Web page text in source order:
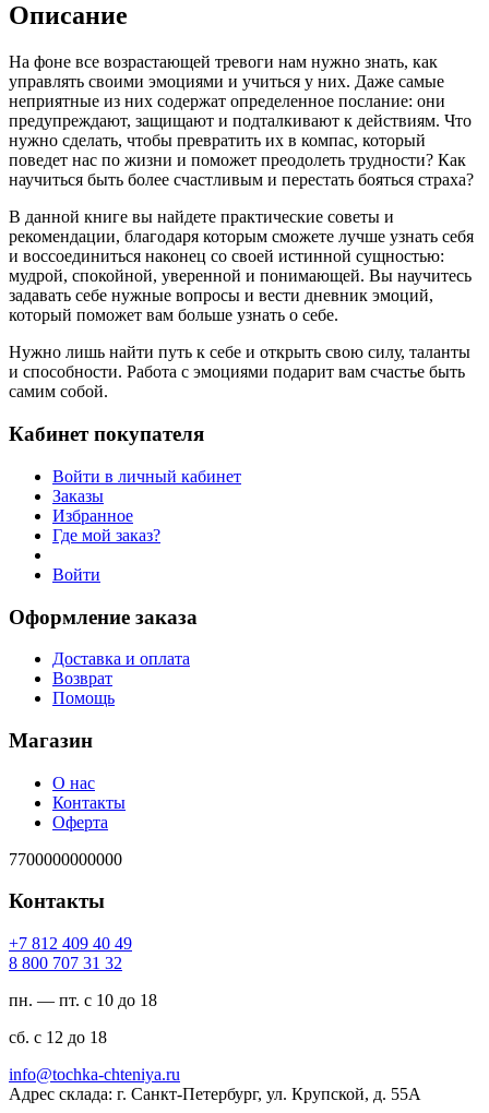
Описание
На фоне все возрастающей тревоги нам нужно знать, как
управлять своими эмоциями и учиться у них. Даже самые
неприятные из них содержат определенное послание: они
предупреждают, защищают и подталкивают к действиям. Что
нужно сделать, чтобы превратить их в компас, который
поведет нас по жизни и поможет преодолеть трудности? Как
научиться быть более счастливым и перестать бояться страха?
В данной книге вы найдете практические советы и
рекомендации, благодаря которым сможете лучше узнать себя
и воссоединиться наконец со своей истинной сущностью:
мудрой, спокойной, уверенной и понимающей. Вы научитесь
задавать себе нужные вопросы и вести дневник эмоций,
который поможет вам больше узнать о себе.
Нужно лишь найти путь к себе и открыть свою силу, таланты
и способности. Работа с эмоциями подарит вам счастье быть
самим собой.
Кабинет покупателя
Войти в личный кабинет
Заказы
Избранное
Где мой заказ?
Войти
Оформление заказа
Доставка и оплата
Возврат
Помощь
Магазин
О нас
Контакты
Оферта
7700000000000
Контакты
94 04 904 218 7+
23 13 707 008 8
пн. — пт. с 10 до 18
сб. с 12 до 18
ur.ayinethc-akhcot@ofni
Адрес склада: г. Санкт-Петербург, ул. Крупской, д. 55А